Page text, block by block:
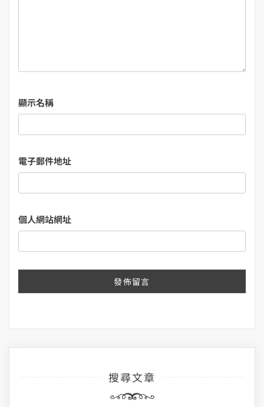
顯示名稱
電子郵件地址
個人網站網址
搜尋文章